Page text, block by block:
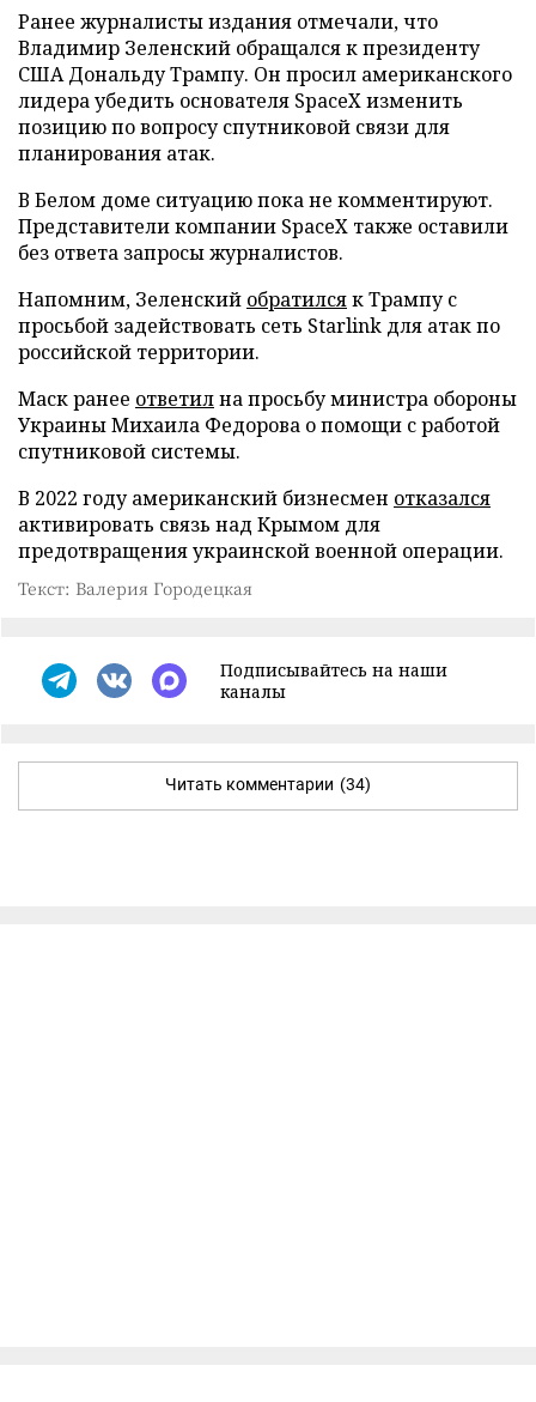
Ранее журналисты издания отмечали, что
Владимир Зеленский обращался к президенту
США Дональду Трампу. Он просил американского
лидера убедить основателя SpaceX изменить
позицию по вопросу спутниковой связи для
планирования атак.
В Белом доме ситуацию пока не комментируют.
Представители компании SpaceX также оставили
без ответа запросы журналистов.
Напомним, Зеленский обратилсяк Трампу с
просьбой задействовать сеть Starlink для атак по
российской территории.
Маск ранее ответилна просьбу министра обороны
Украины Михаила Федорова о помощи с работой
спутниковой системы.
В 2022 году американский бизнесмен отказался
активировать связь над Крымом для
предотвращения украинской военной операции.
Текст: Валерия Городецкая
Подписывайтесь на наши
каналы
Читать комментарии (34)